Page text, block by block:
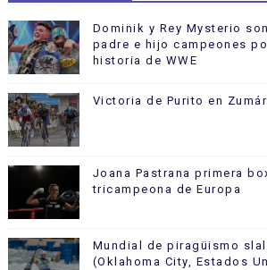
Dominik y Rey Mysterio
padre e hijo campeones
historia de WWE
Victoria de Purito en
Joana Pastrana primera
tricampeona de Europa
Mundial de piragüismo
(Oklahoma City, Estados